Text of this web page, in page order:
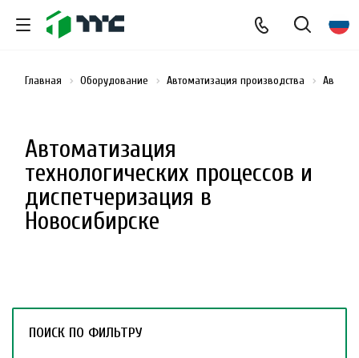
Автоматизация
технологических процессов и
диспетчеризация в
Новосибирске
Главная Оборудование Автоматизация производства
ПОИСК ПО ФИЛЬТРУ